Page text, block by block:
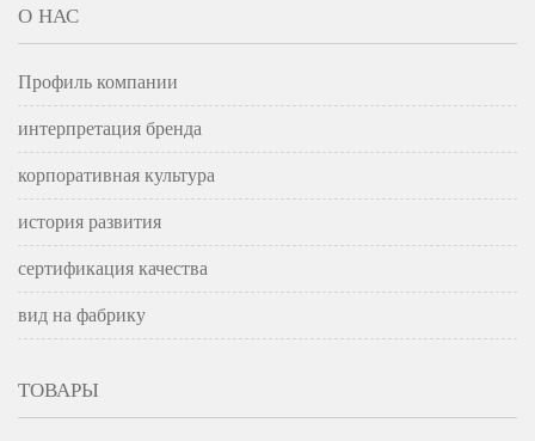
О НАС
Профиль компании
интерпретация бренда
корпоративная культура
история развития
сертификация качества
вид на фабрику
ТОВАРЫ